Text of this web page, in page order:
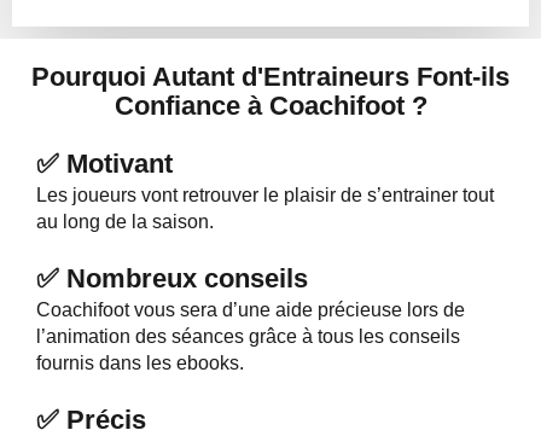
Pourquoi Autant d'Entraineurs Font-ils
Confiance à Coachifoot ?
✅ Motivant
Les joueurs vont retrouver le plaisir de s’entrainer tout
au long de la saison.
✅ Nombreux conseils
Coachifoot vous sera d’une aide précieuse lors de
l’animation des séances grâce à tous les conseils
fournis dans les ebooks.
✅ Précis